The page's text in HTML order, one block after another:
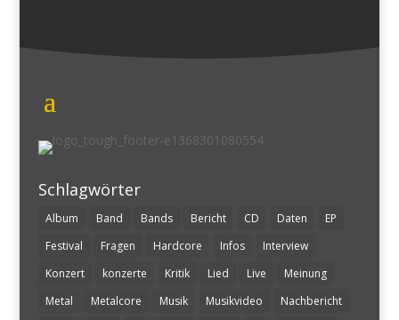
Schlagwörter
Album Band Bands Bericht CD Daten
EP
Festival
Fragen Hardcore Infos
Interview
Konzert
konzerte Kritik Lied Live
Meinung
Metal
Metalcore Musik Musikvideo Nachbericht